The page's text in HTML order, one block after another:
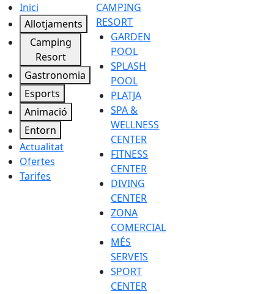
Inici
Allotjaments
Camping
Resort
Gastronomia
Esports
Animació
Entorn
Actualitat
Ofertes
Tarifes
CAMPING
RESORT
GARDEN
POOL
SPLASH
POOL
PLATJA
SPA &
WELLNESS
CENTER
FITNESS
CENTER
DIVING
CENTER
ZONA
COMERCIAL
MÉS
SERVEIS
SPORT
CENTER